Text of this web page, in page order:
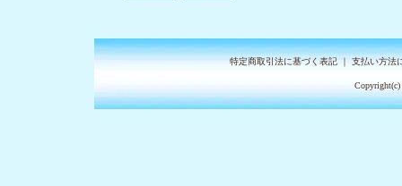
特定商取引法に基づく表記｜支払い方法